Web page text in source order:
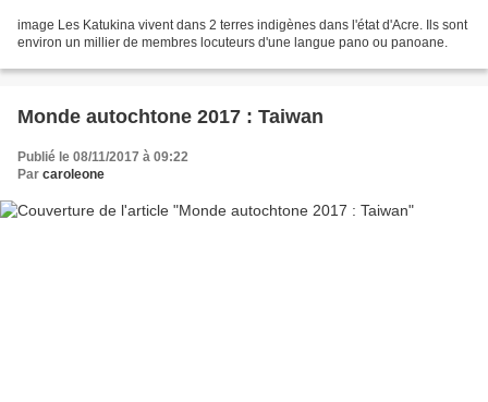
image Les Katukina vivent dans 2 terres indigènes dans l'état d'Acre. Ils sont
environ un millier de membres locuteurs d'une langue pano ou panoane.
Monde autochtone 2017 : Taiwan
Publié le 08/11/2017 à 09:22
Par caroleone